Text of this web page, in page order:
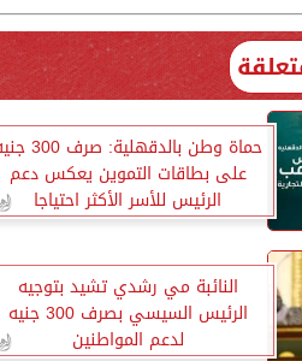
حماة وطن بالدقهلية:
على بطاقات التموين يعكس دعم
الرئيس للأسر الأكثر احتياجا
النائبة مي رشدي تشيد بتوجيه
الرئيس السيسي بصرف 300 جنيه
لدعم المواطنين